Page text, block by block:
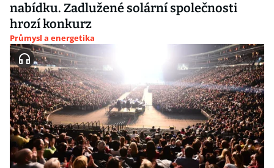
nabídku. Zadlužené solární společnosti
hrozí konkurz
Průmysl a energetika